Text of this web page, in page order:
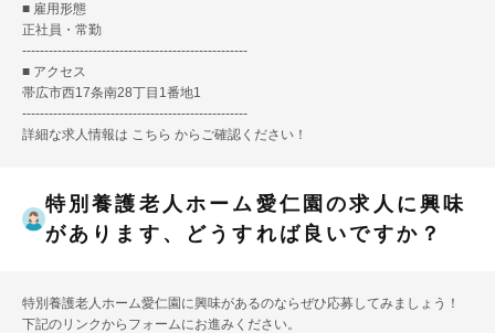
■ 雇用形態
正社員・常勤
---------------------------------------------------
■ アクセス
帯広市西17条南28丁目1番地1
---------------------------------------------------
詳細な求人情報は こちら からご確認ください！
特別養護老人ホーム愛仁園の求人に興味
があります、どうすれば良いですか？
特別養護老人ホーム愛仁園に興味があるのならぜひ応募してみましょう！
下記のリンクからフォームにお進みください。